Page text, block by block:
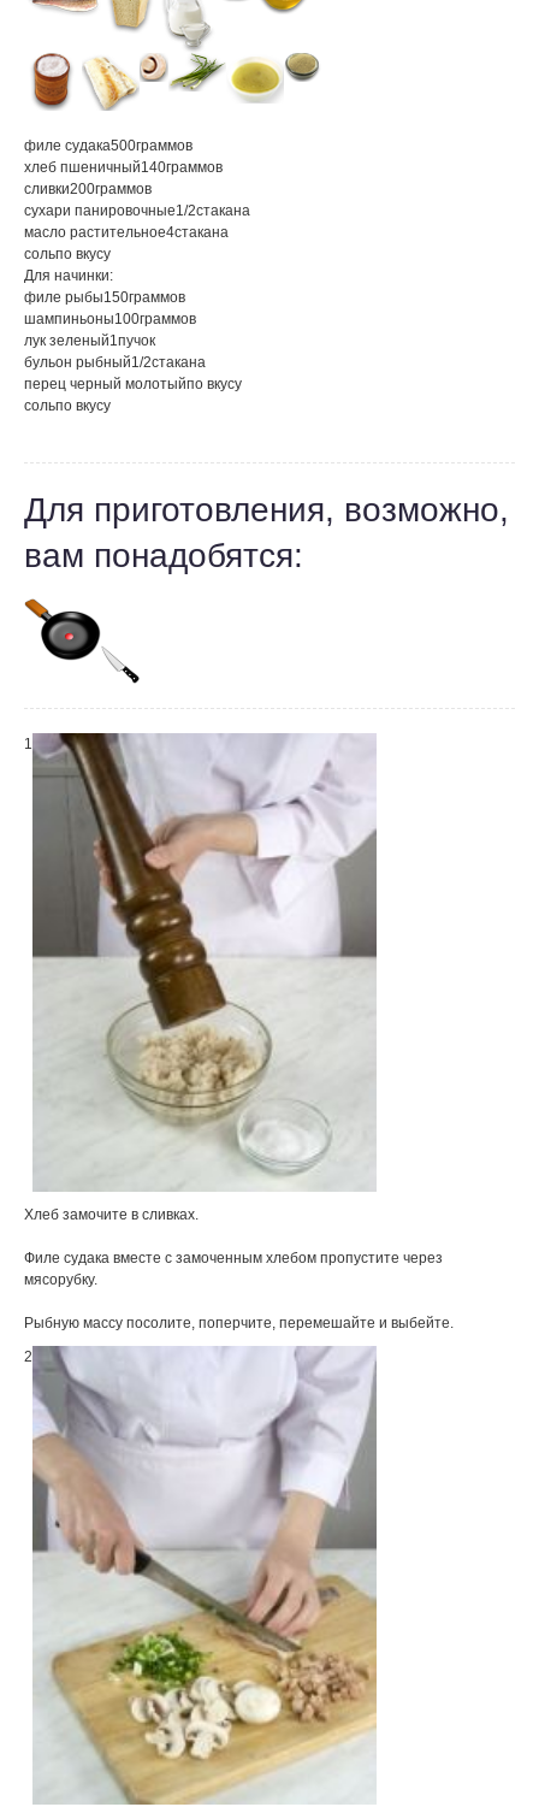
филе судака500граммов
хлеб пшеничный140граммов
сливки200граммов
сухари панировочные1/2стакана
масло растительное4стакана
сольпо вкусу
Для начинки:
филе рыбы150граммов
шампиньоны100граммов
лук зеленый1пучок
бульон рыбный1/2стакана
перец черный молотыйпо вкусу
сольпо вкусу
Для приготовления, возможно,
вам понадобятся:
1
Хлеб замочите в сливках.
Филе судака вместе с замоченным хлебом пропустите через
мясорубку.
Рыбную массу посолите, поперчите, перемешайте и выбейте.
2